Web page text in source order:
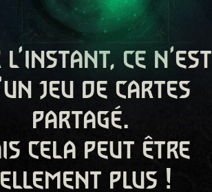
l'instant, ce n'est
jeu de cartes
partagé.
cela peut être
plus !